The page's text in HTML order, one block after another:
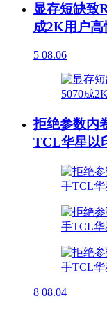
显存短缺致
成2K用户
5 08.06
拒绝参数内
TCL华星以
8 08.04